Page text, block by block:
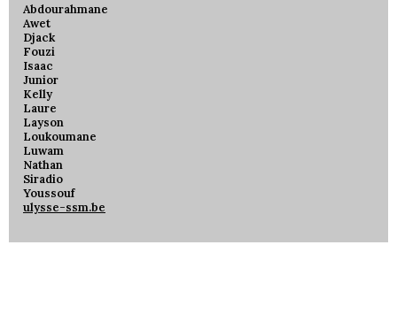
Abdourahmane
Awet
Djack
Fouzi
Isaac
Junior
Kelly
Laure
Layson
Loukoumane
Luwam
Nathan
Siradio
Youssouf
ulysse-ssm.be